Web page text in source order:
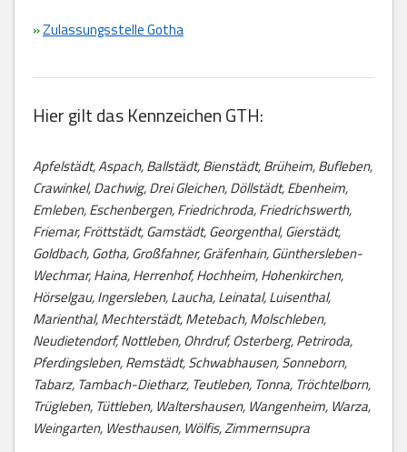
»Zulassungsstelle Gotha
Hier gilt das Kennzeichen GTH:
Apfelstädt, Aspach, Ballstädt, Bienstädt, Brüheim, Bufleben,
Crawinkel, Dachwig, Drei Gleichen, Döllstädt, Ebenheim,
Emleben, Eschenbergen, Friedrichroda, Friedrichswerth,
Friemar, Fröttstädt, Gamstädt, Georgenthal, Gierstädt,
Goldbach, Gotha, Großfahner, Gräfenhain, Günthersleben-
Wechmar, Haina, Herrenhof, Hochheim, Hohenkirchen,
Hörselgau, Ingersleben, Laucha, Leinatal, Luisenthal,
Marienthal, Mechterstädt, Metebach, Molschleben,
Neudietendorf, Nottleben, Ohrdruf, Osterberg, Petriroda,
Pferdingsleben, Remstädt, Schwabhausen, Sonneborn,
Tabarz, Tambach-Dietharz, Teutleben, Tonna, Tröchtelborn,
Trügleben, Tüttleben, Waltershausen, Wangenheim, Warza,
Weingarten, Westhausen, Wölfis, Zimmernsupra